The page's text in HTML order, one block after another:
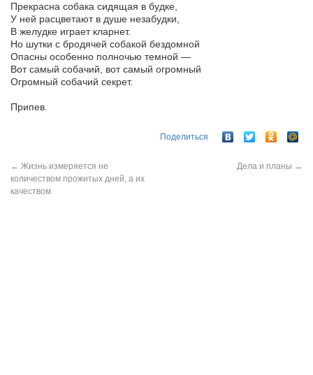
Прекрасна собака сидящая в будке,
У ней расцветают в душе незабудки,
В желудке играет кларнет.
Но шутки с бродячей собакой бездомной
Опасны особенно полночью темной —
Вот самый собачий, вот самый огромный
Огромный собачий секрет.
Припев.
Поделиться
← Жизнь измеряется не
количеством прожитых дней, а их
качеством
Дела и планы →